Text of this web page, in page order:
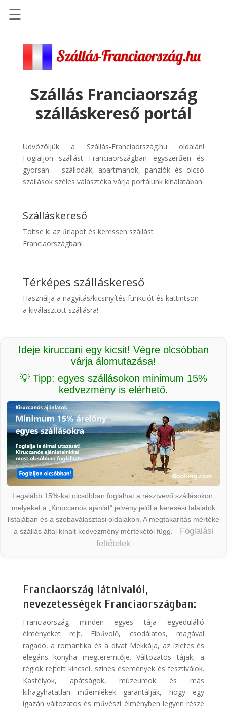
Szállások
Repülőjegy
pénzvisszatérítéssel
Discover
Cars
Kiwi
☰
Szállás Franciaország
szálláskereső portál
Üdvözöljük a Szállás-Franciaország.hu oldalán!
Foglaljon szállást Franciaországban egyszerűen és
gyorsan – szállodák, apartmanok, panziók és olcsó
szállások széles választéka várja portálunk kínálatában.
Szálláskereső
Töltse ki az űrlapot és keressen szállást
Franciaországban!
Térképes szálláskereső
Használja a nagyítás/kicsinyítés funkciót és kattintson
a kiválasztott szállásra!
Ideje kiruccani egy kicsit! Végre olcsóbban
várja álomutazása!
💡 Tipp: egyes szállásokon minimum 15%
kedvezmény is elérhető.
Legalább 15%-kal olcsóbban foglalhat a résztvevő szállásokon,
melyeket a „Kiruccanós ajánlat” jelvény jelöl a keresési találatok
listájában és a szobaválasztási oldalakon. A megtakarítás mértéke
a szállás által kínált kedvezmény mértékétől függ.
Foglalási
feltételek
Franciaország látnivalói,
nevezetességek Franciaországban:
Franciaország minden egyes tája egyedülálló
élményeket rejt. Elbűvölő, csodálatos, magával
ragadó, a romantika és a divat Mekkája, az ízletes és
elegáns konyha megteremtője. Változatos tájak, a
régiók rejtett kincsei, színes események és fesztiválok.
Kastélyok, apátságok, múzeumok és más
kihagyhatatlan műemlékek garantálják, hogy egy
igazán változatos és művészi élményben legyen része